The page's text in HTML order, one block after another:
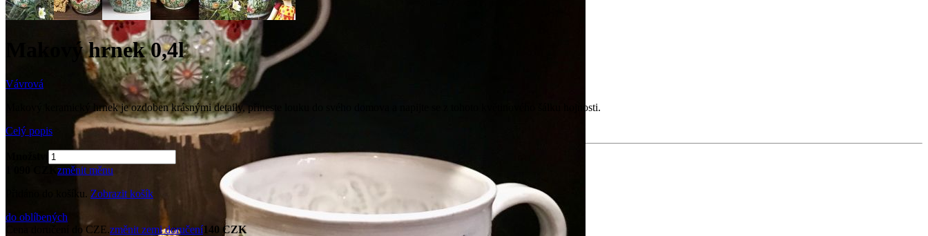
Makový hrnek 0,4l
Vávrová
Makový keramický hrnek je ozdoben krásnými detaily, přineste louku do svého domova a napijte se z tohoto květinového šálku hojnosti.
Celý popis
změnit měnu
Přidáno do košíku. Zobrazit košík
do oblíbených
Cena doručení do CZE.změnit zemi doručení140 CZK